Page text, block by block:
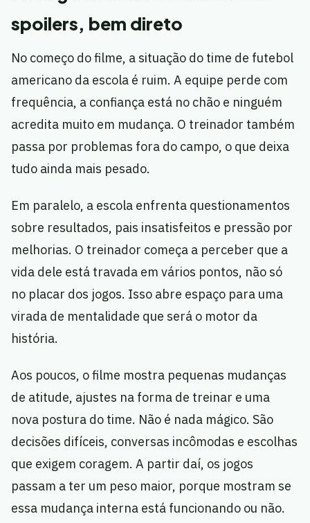
spoilers, bem direto
No começo do filme, a situação do time de futebol
americano da escola é ruim. A equipe perde com
frequência, a confiança está no chão e ninguém
acredita muito em mudança. O treinador também
passa por problemas fora do campo, o que deixa
tudo ainda mais pesado.
Em paralelo, a escola enfrenta questionamentos
sobre resultados, pais insatisfeitos e pressão por
melhorias. O treinador começa a perceber que a
vida dele está travada em vários pontos, não só
no placar dos jogos. Isso abre espaço para uma
virada de mentalidade que será o motor da
história.
Aos poucos, o filme mostra pequenas mudanças
de atitude, ajustes na forma de treinar e uma
nova postura do time. Não é nada mágico. São
decisões difíceis, conversas incômodas e escolhas
que exigem coragem. A partir daí, os jogos
passam a ter um peso maior, porque mostram se
essa mudança interna está funcionando ou não.